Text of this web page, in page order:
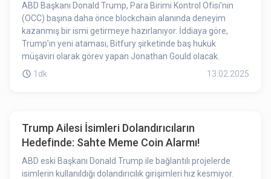
ABD Başkanı Donald Trump, Para Birimi Kontrol Ofisi’nin
(OCC) başına daha önce blockchain alanında deneyim
kazanmış bir ismi getirmeye hazırlanıyor. İddiaya göre,
Trump’ın yeni ataması, Bitfury şirketinde baş hukuk
müşaviri olarak görev yapan Jonathan Gould olacak.
1dk
13.02.2025
Trump Ailesi İsimleri Dolandırıcıların
Hedefinde: Sahte Meme Coin Alarmı!
ABD eski Başkanı Donald Trump ile bağlantılı projelerde
isimlerin kullanıldığı dolandırıcılık girişimleri hız kesmiyor.